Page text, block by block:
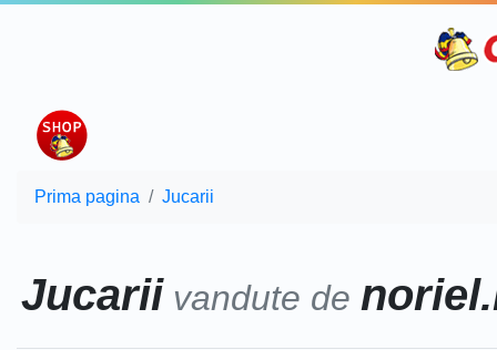
Prima pagina Jucarii
Jucariivandute de